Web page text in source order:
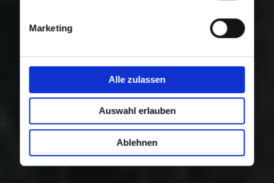
Marketing
Alle zulassen
Auswahl erlauben
Ablehnen